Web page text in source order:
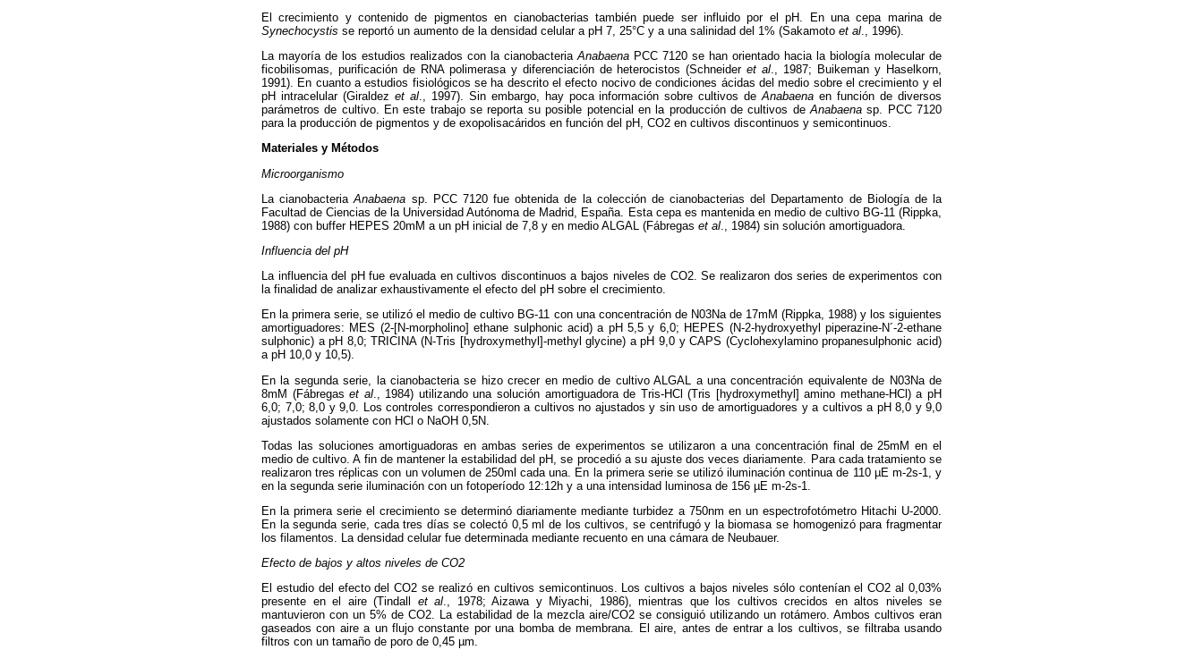
El crecimiento y contenido de pigmentos en cianobacterias también puede ser influido por el pH. En una cepa marina de
Synechocystis se reportó un aumento de la densidad celular a pH 7, 25°C y a una salinidad del 1% (Sakamoto et al., 1996).
La mayoría de los estudios realizados con la cianobacteriaAnabaena PCC 7120 se han orientado hacia la biología molecular de
ficobilisomas, purificación de RNA polimerasa y diferenciación de heterocistos (Schneideret al., 1987; Buikeman y Haselkorn,
1991). En cuanto a estudios fisiológicos se ha descrito el efecto nocivo de condiciones ácidas del medio sobre el crecimiento y el
pH intracelular (Giraldez et al., 1997). Sin embargo, hay poca información sobre cultivos deAnabaena en función de diversos
parámetros de cultivo. En este trabajo se reporta su posible potencial en la producción de cultivos deAnabaenasp. PCC 7120
para la producción de pigmentos y de exopolisacáridos en función del pH, CO2 en cultivos discontinuos y semicontinuos.
Materiales y Métodos
Microorganismo
La cianobacteriaAnabaena sp. PCC 7120 fue obtenida de la colección de cianobacterias del Departamento de Biología de la
Facultad de Ciencias de la Universidad Autónoma de Madrid, España. Esta cepa es mantenida en medio de cultivo BG-11 (Rippka,
1988) con buffer HEPES 20mM a un pH inicial de 7,8 y en medio ALGAL (Fábregas et al ., 1984) sin solución amortiguadora.
Influencia del pH
La influencia del pH fue evaluada en cultivos discontinuos a bajos niveles de CO2. Se realizaron dos series de experimentos con
la finalidad de analizar exhaustivamente el efecto del pH sobre el crecimiento.
En la primera serie, se utilizó el medio de cultivo BG-11 con una concentración de N03Na de 17mM (Rippka, 1988) y los siguientes
amortiguadores: MES (2-[N-morpholino] ethane sulphonic acid) a pH 5,5 y 6,0; HEPES (N-2-hydroxyethyl piperazine-N´-2-ethane
sulphonic) a pH 8,0; TRICINA (N-Tris [hydroxymethyl]-methyl glycine) a pH 9,0 y CAPS (Cyclohexylamino propanesulphonic acid)
a pH 10,0 y 10,5).
En la segunda serie, la cianobacteria se hizo crecer en medio de cultivo ALGAL a una concentración equivalente de N03Na de
8mM (Fábregaset al., 1984) utilizando una solución amortiguadora de Tris-HCl (Tris [hydroxymethyl] amino methane-HCl) a pH
6,0; 7,0; 8,0 y 9,0. Los controles correspondieron a cultivos no ajustados y sin uso de amortiguadores y a cultivos a pH 8,0 y 9,0
ajustados solamente con HCl o NaOH 0,5N.
Todas las soluciones amortiguadoras en ambas series de experimentos se utilizaron a una concentración final de 25mM en el
medio de cultivo. A fin de mantener la estabilidad del pH, se procedió a su ajuste dos veces diariamente. Para cada tratamiento se
realizaron tres réplicas con un volumen de 250ml cada una. En la primera serie se utilizó iluminación continua de 110 µE m-2s-1, y
en la segunda serie iluminación con un fotoperíodo 12:12h y a una intensidad luminosa de 156 µE m-2s-1.
En la primera serie el crecimiento se determinó diariamente mediante turbidez a 750nm en un espectrofotómetro Hitachi U-2000.
En la segunda serie, cada tres días se colectó 0,5 ml de los cultivos, se centrifugó y la biomasa se homogenizó para fragmentar
los filamentos. La densidad celular fue determinada mediante recuento en una cámara de Neubauer.
Efecto de bajos y altos niveles de CO2
El estudio del efecto del CO2 se realizó en cultivos semicontinuos. Los cultivos a bajos niveles sólo contenían el CO2 al 0,03%
presente en el aire (Tindall et al., 1978; Aizawa y Miyachi, 1986), mientras que los cultivos crecidos en altos niveles se
mantuvieron con un 5% de CO2. La estabilidad de la mezcla aire/CO2 se consiguió utilizando un rotámero. Ambos cultivos eran
gaseados con aire a un flujo constante por una bomba de membrana. El aire, antes de entrar a los cultivos, se filtraba usando
filtros con un tamaño de poro de 0,45 µm.